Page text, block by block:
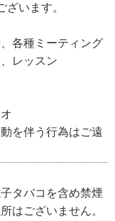
ざいます。
各種ミーティング
レッスン
を伴う行為はご遠
タバコを含め禁煙
はございません。